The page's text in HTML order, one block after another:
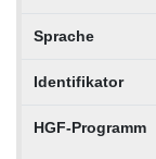
Sprache
Identifikator
HGF-Programm